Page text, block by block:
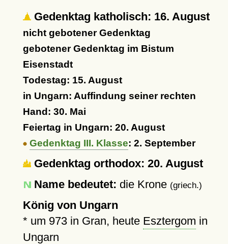
Gedenktag katholisch: 16. August
nicht gebotener Gedenktag
gebotener Gedenktag im Bistum
Eisenstadt
Todestag: 15. August
in Ungarn: Auffindung seiner rechten
Hand: 30. Mai
Feiertag in Ungarn: 20. August
Gedenktag III. Klasse: 2. September
Gedenktag orthodox: 20. August
Name bedeutet: die Krone (griech.)
König von Ungarn
* um 973in Gran, heute Esztergom in
Ungarn